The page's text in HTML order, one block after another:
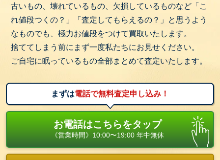
古いもの、壊れているもの、欠損しているものなど「こ
れ値段つくの？」「査定してもらえるの？」と思うよう
なものでも、極力お値段をつけて買取いたします。
捨ててしまう前にまず一度私たちにお見せください。
ご自宅に眠っているもの全部まとめて査定いたします。
まずは電話で無料査定申し込み！
お電話はこちらをタップ
《営業時間》10:00〜19:00 年中無休